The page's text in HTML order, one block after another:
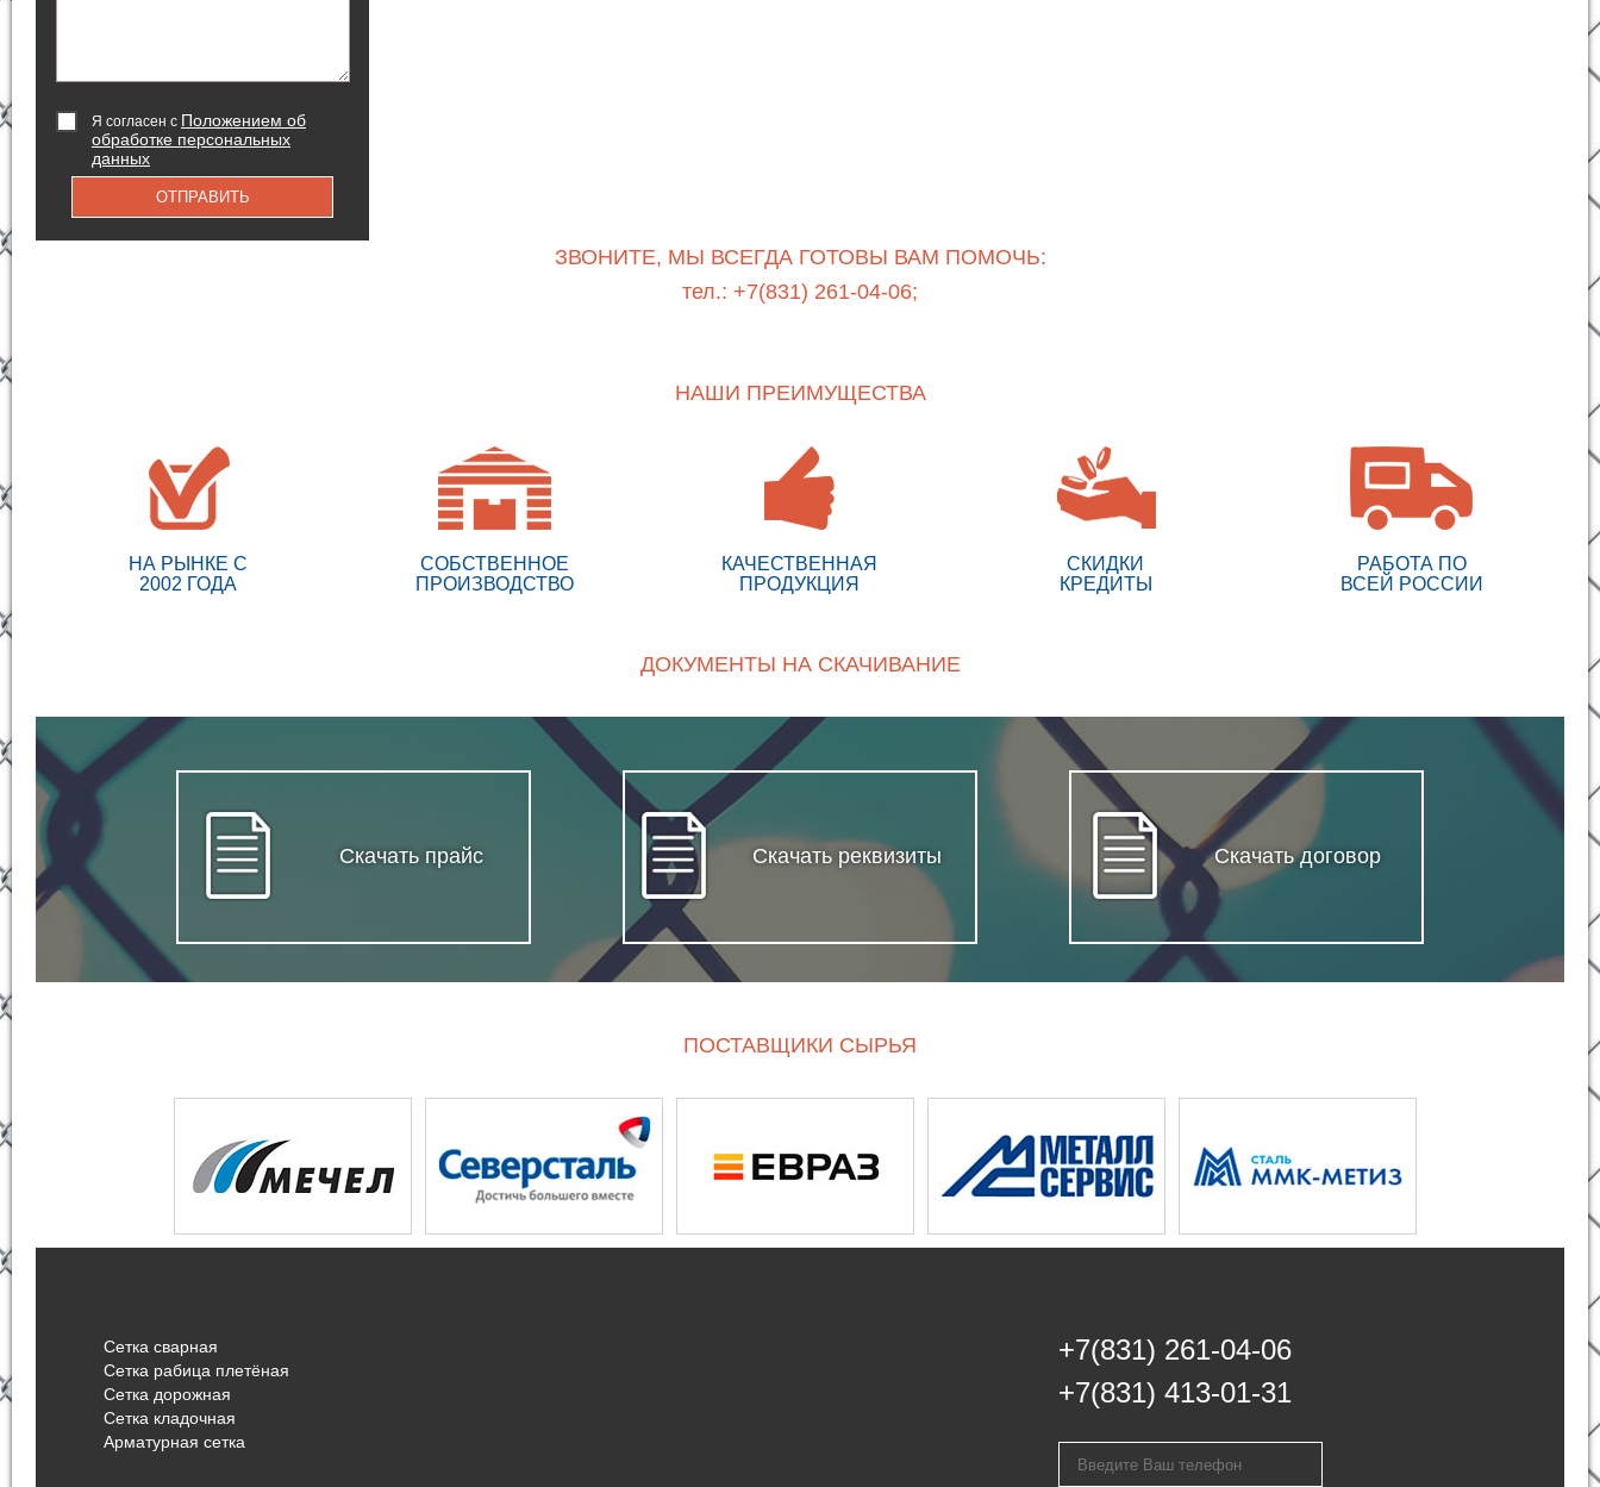
Я согласен с Положением об
обработке персональных
данных
ЗВОНИТЕ, МЫ ВСЕГДА ГОТОВЫ ВАМ ПОМОЧЬ:
тел.: +7(831) 261-04-06;
НАШИ ПРЕИМУЩЕСТВА
НА РЫНКЕ С
2002 ГОДА
СОБСТВЕННОЕ
ПРОИЗВОДСТВО
КАЧЕСТВЕННАЯ
ПРОДУКЦИЯ
СКИДКИ
КРЕДИТЫ
РАБОТА ПО
ВСЕЙ РОССИИ
ДОКУМЕНТЫ НА СКАЧИВАНИЕ
Скачать прайс Скачать реквизиты Скачать договор
ПОСТАВЩИКИ СЫРЬЯ
Сетка сварная
Сетка рабица плетёная
Сетка дорожная
Сетка кладочная
Арматурная сетка
+7(831) 261-04-06
+7(831) 413-01-31